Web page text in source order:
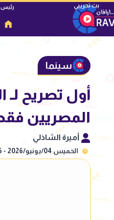
رئيس
سينما
أول تصريح لـ
المصريين
أميرة الشاذلي
الخميس 04/يونيو/2026 - 09:26 م